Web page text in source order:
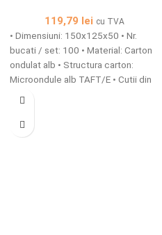
119,79 lei cu TVA
• Dimensiuni: 150x125x50 • Nr.
bucati / set: 100 • Material: Carton
ondulat alb • Structura carton:
Microondule alb TAFT/E • Cutii din
personalizate sunt solutia ideala